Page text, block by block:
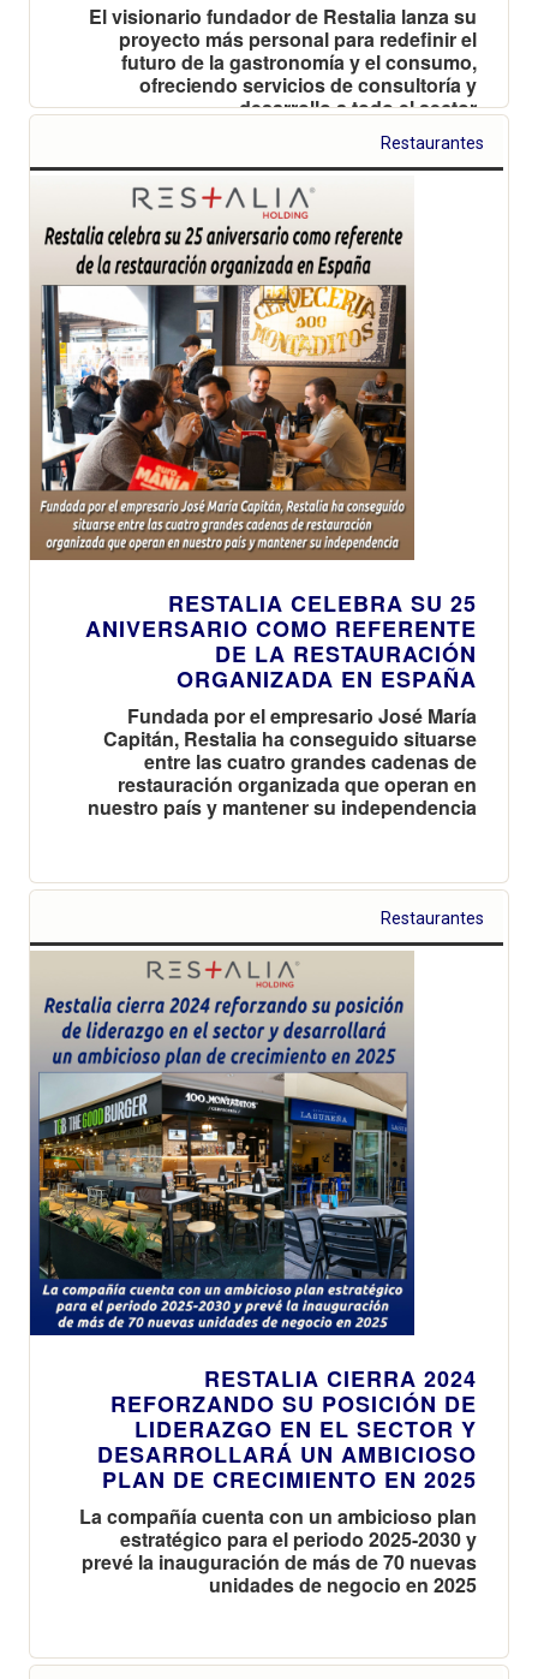
El visionario fundador de Restalia lanza su
proyecto más personal para redefinir el
futuro de la gastronomía y el consumo,
ofreciendo servicios de consultoría y
desarrollo a todo el sector
Restaurantes
RESTALIA CELEBRA SU 25
ANIVERSARIO COMO REFERENTE
DE LA RESTAURACIÓN
ORGANIZADA EN ESPAÑA
Fundada por el empresario José María
Capitán, Restalia ha conseguido situarse
entre las cuatro grandes cadenas de
restauración organizada que operan en
nuestro país y mantener su independencia
Restaurantes
RESTALIA CIERRA 2024
REFORZANDO SU POSICIÓN DE
LIDERAZGO EN EL SECTOR Y
DESARROLLARÁ UN AMBICIOSO
PLAN DE CRECIMIENTO EN 2025
La compañía cuenta con un ambicioso plan
estratégico para el periodo 2025-2030 y
prevé la inauguración de más de 70 nuevas
unidades de negocio en 2025